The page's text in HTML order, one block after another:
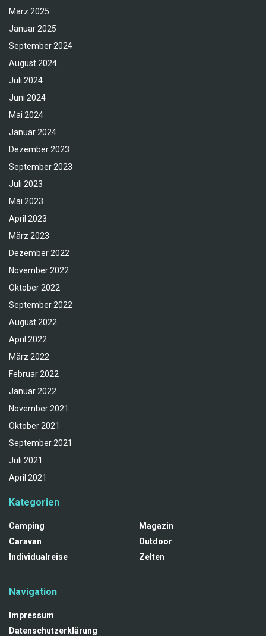
März 2025
Januar 2025
September 2024
August 2024
Juli 2024
Juni 2024
Mai 2024
Januar 2024
Dezember 2023
September 2023
Juli 2023
Mai 2023
April 2023
März 2023
Dezember 2022
November 2022
Oktober 2022
September 2022
August 2022
April 2022
März 2022
Februar 2022
Januar 2022
November 2021
Oktober 2021
September 2021
Juli 2021
April 2021
Kategorien
Camping
Caravan
Individualreise
Magazin
Outdoor
Zelten
Navigation
Impressum
Datenschutzerklärung